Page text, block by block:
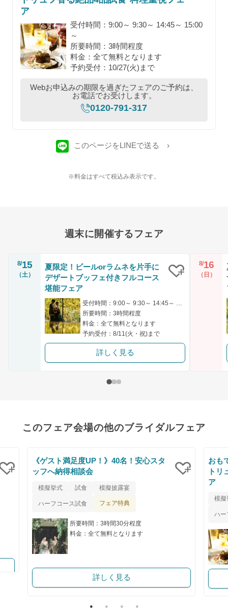
ア
受付時間：9:00～ 9:30～ 14:45～ 15:00
～
所要時間：3時間程度
料金：全て無料となります
予約受付：10/27(火)まで
Webお申込みの期限を過ぎたフェアのご予約は、
お電話でお受けします。
0120-791-317
このページをLINEで送る
※料金はすべて税込み表示です。
週末に開催するフェア
8/15
（土）
夏限定！ビールorラムネを片手に
デザートブッフェ付きフルコース
堪能フェア
受付時間：9:00～ 9:30～ 14:45～ 15:00～
所要時間：3時間程度
料金：全て無料となります
予約受付：8/11(火・祝)まで
詳しく見る
8/16
（日）
このフェア会場の他のブライダルフェア
クリップ
《ゲスト満足度UP！》40名！安心スタ
ッフへ納得相談会
模擬挙式 試食 模擬披露宴
ハーフコース試食 フェア特典
所要時間：3時間30分程度
料金：全て無料となります
詳しく見る
おも
ト
ア
模擬
ハー